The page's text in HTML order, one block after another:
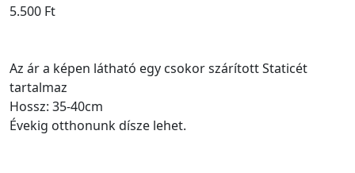
5.500 Ft
Az ár a képen látható egy csokor szárított Staticét
tartalmaz
Hossz: 35-40cm
Évekig otthonunk dísze lehet.